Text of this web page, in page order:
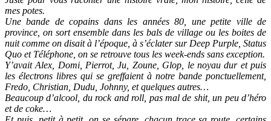
mes potes.
Une bande de copains dans les années 80, une petite ville de
province, on sort ensemble dans les bals de village ou les boites de
nuit comme on disait à l’époque, à s’éclater sur Deep Purple, Status
Quo et Téléphone, on se retrouve tous les week-ends sans exception.
Y’avait Alex, Domi, Pierrot, Ju, Zoune, Glop, le noyau dur et puis
les électrons libres qui se greffaient à notre bande ponctuellement,
Fredo, Christian, Dudu, Johnny, et quelques autres…
Beaucoup d’alcool, du rock and roll, pas mal de shit, un peu d’héro
et de coke…